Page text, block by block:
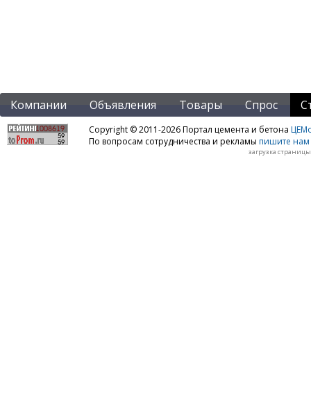
Компании Объявления Товары Спрос
Copyright © 2011-2026 Портал цемента и бетона
По вопросам сотрудничества и рекламы пишите нам
загрузка